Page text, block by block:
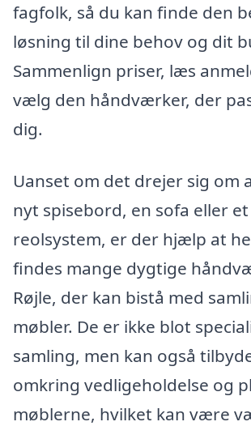
fagfolk, så du kan finde den
løsning til dine behov og dit
Sammenlign priser, læs
vælg den håndværker, der
dig.
Uanset om det drejer sig om
nyt spisebord, en sofa eller
reolsystem, er der hjælp at
findes mange dygtige
Røjle, der kan bistå med
møbler. De er ikke blot
samling, men kan også
omkring vedligeholdelse og
møblerne, hvilket kan være